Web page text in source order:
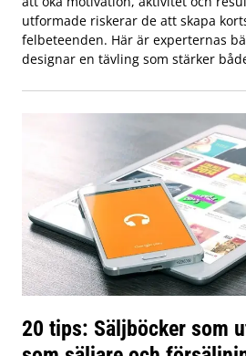
utformade riskerar de att skapa
felbeteenden. Här är experternas
designar en tävling som stärker
20 tips: Säljböcker som